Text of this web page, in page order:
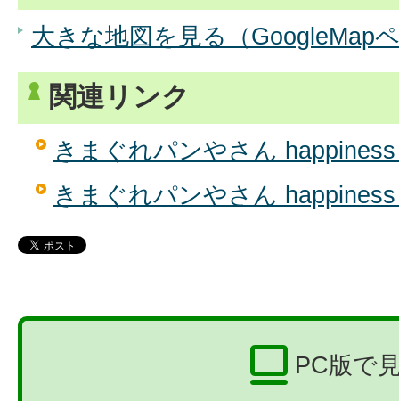
大きな地図を見る（GoogleMap
関連リンク
きまぐれパンやさん
きまぐれパンやさん
PC版で